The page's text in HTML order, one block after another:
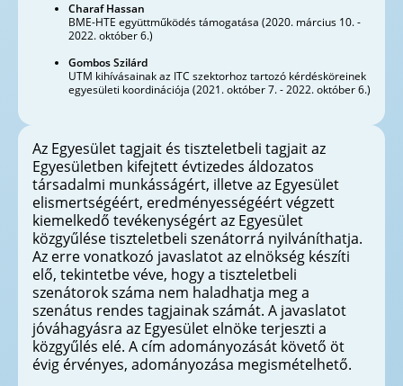
Charaf Hassan
BME-HTE együttműködés támogatása (2020. március 10. -
2022. október 6.)
Gombos Szilárd
UTM kihívásainak az ITC szektorhoz tartozó kérdésköreinek
egyesületi koordinációja (2021. október 7. - 2022. október 6.)
Az Egyesület tagjait és tiszteletbeli tagjait az
Egyesületben kifejtett évtizedes áldozatos
társadalmi munkásságért, illetve az Egyesület
elismertségéért, eredményességéért végzett
kiemelkedő tevékenységért az Egyesület
közgyűlése tiszteletbeli szenátorrá nyilváníthatja.
Az erre vonatkozó javaslatot az elnökség készíti
elő, tekintetbe véve, hogy a tiszteletbeli
szenátorok száma nem haladhatja meg a
szenátus rendes tagjainak számát. A javaslatot
jóváhagyásra az Egyesület elnöke terjeszti a
közgyűlés elé. A cím adományozását követő öt
évig érvényes, adományozása megismételhető.